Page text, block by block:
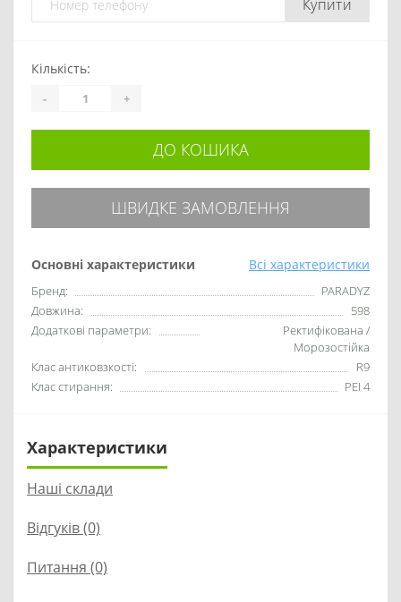
Купити
Основні характеристики Всі характеристики
Бренд:
PARADYZ
Довжина:
598
Додаткові параметри:
Ректифікована /
Морозостійка
Клас антиковзкості:
R9
Клас стирання:
PEI 4
Кількість:
- +
ДО КОШИКА
ШВИДКЕ ЗАМОВЛЕННЯ
Характеристики
Наші склади
Відгуків (0)
Питання (0)